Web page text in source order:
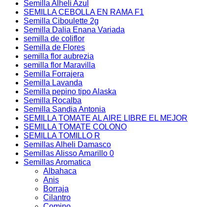
Semilla Alheli Azul
SEMILLA CEBOLLA EN RAMA F1
Semilla Ciboulette 2g
Semilla Dalia Enana Variada
semilla de coliflor
Semilla de Flores
semilla flor aubrezia
semilla flor Maravilla
Semilla Forrajera
Semilla Lavanda
Semilla pepino tipo Alaska
Semilla Rocalba
Semilla Sandia Antonia
SEMILLA TOMATE AL AIRE LIBRE EL MEJOR
SEMILLA TOMATE COLONO
SEMILLA TOMILLO R
Semillas Alheli Damasco
Semillas Alisso Amarillo 0
Semillas Aromatica
Albahaca
Anis
Borraja
Cilantro